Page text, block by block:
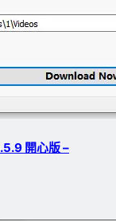
開心版 –